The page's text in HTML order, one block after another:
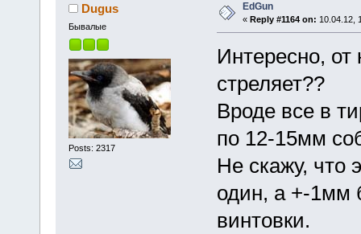
Dugus
Бывалые
Posts: 2317
EdGun
« Reply #1164 on: 10.04.12,
Интересно,
стреляет??
Вроде все в
по 12-15мм
Не скажу, что
один, а +-1мм
винтовки.